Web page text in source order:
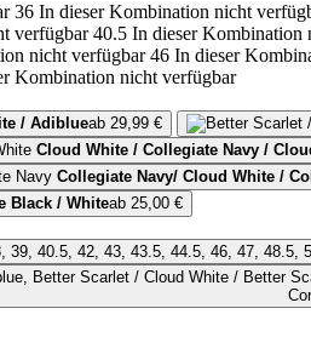
36 In dieser Kombination nicht
verfügbar 40.5 In dieser Kombination
nicht verfügbar 46 In dieser
Kombination nicht verfügbar
/ Adiblueab 29,99 €
Cloud White / Collegiate Navy /
Collegiate Navy/ Cloud White /
Black / Whiteab 25,00 €
39, 40.5, 42, 43, 43.5, 44.5, 46, 47, 48.5,